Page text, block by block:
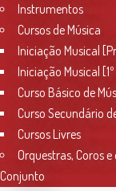
T. (+351) 915
Horário
2ª, 3ª, 5ª e 6ª
4ª feira
Instrumentos
Cursos de Música
Iniciação Musical
Iniciação Musical
Curso Básico de
Curso Secundário
Cursos Livres
Orquestras, Coros
Conjunto